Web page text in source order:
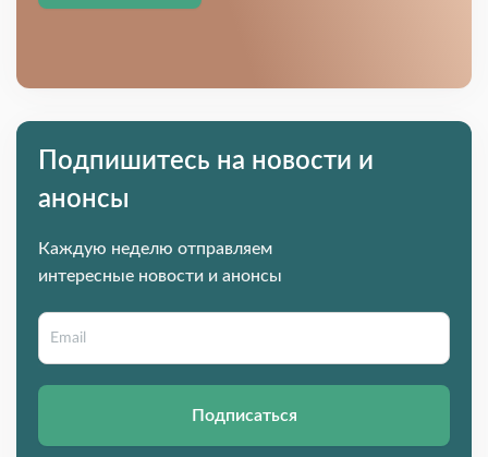
Подпишитесь на новости и
анонсы
Каждую неделю отправляем
интересные новости и анонсы
Подписаться